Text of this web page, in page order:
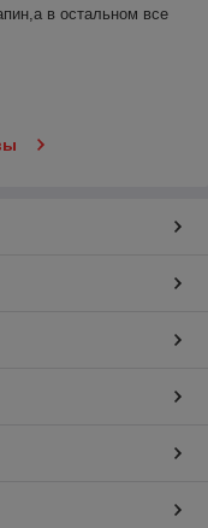
в остальном все